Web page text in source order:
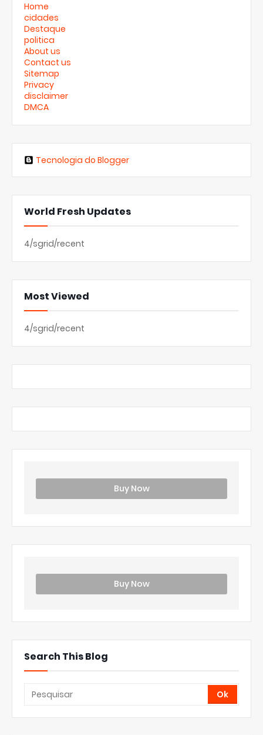
Home
cidades
Destaque
politica
About us
Contact us
Sitemap
Privacy
disclaimer
DMCA
Tecnologia do Blogger
World Fresh Updates
4/sgrid/recent
Most Viewed
4/sgrid/recent
Buy Now
Buy Now
Search This Blog